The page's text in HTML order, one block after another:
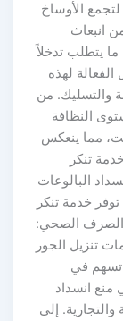
الأوساخ
انبعاث
يتطلب تدخلاً
لهذه
والتسليك. من
النظافة
مما ينعكس
تنكر
البالوعات
خدمة تنكر
الصرف الصحي:
تنزيل الجور
تسهم في
منع انسداد
إلى